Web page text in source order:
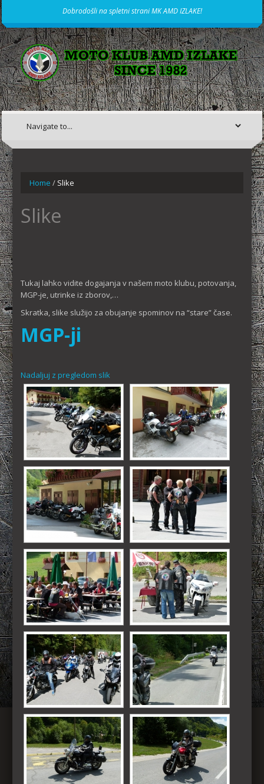
Dobrodošli na spletni strani MK AMD IZLAKE!
MOTORISTIČNI KLUB IZ IZLAK, ŽE OD LETA 1982
Home / Slike
Slike
Tukaj lahko vidite dogajanja v našem moto klubu, potovanja,
MGP-je, utrinke iz zborov,…
Skratka, slike služijo za obujanje spominov na “stare” čase.
MGP-ji
Nadaljuj z pregledom slik